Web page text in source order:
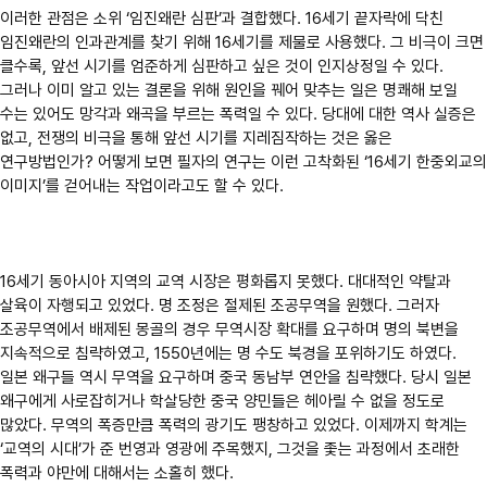
이러한 관점은 소위 ‘임진왜란 심판’과 결합했다. 16세기 끝자락에 닥친
임진왜란의 인과관계를 찾기 위해 16세기를 제물로 사용했다. 그 비극이 크면
클수록, 앞선 시기를 엄준하게 심판하고 싶은 것이 인지상정일 수 있다.
그러나 이미 알고 있는 결론을 위해 원인을 꿰어 맞추는 일은 명쾌해 보일
수는 있어도 망각과 왜곡을 부르는 폭력일 수 있다. 당대에 대한 역사 실증은
없고, 전쟁의 비극을 통해 앞선 시기를 지레짐작하는 것은 옳은
연구방법인가? 어떻게 보면 필자의 연구는 이런 고착화된 ‘16세기 한중외교의
이미지’를 걷어내는 작업이라고도 할 수 있다.
16세기 동아시아 지역의 교역 시장은 평화롭지 못했다. 대대적인 약탈과
살육이 자행되고 있었다. 명 조정은 절제된 조공무역을 원했다. 그러자
조공무역에서 배제된 몽골의 경우 무역시장 확대를 요구하며 명의 북변을
지속적으로 침략하였고, 1550년에는 명 수도 북경을 포위하기도 하였다.
일본 왜구들 역시 무역을 요구하며 중국 동남부 연안을 침략했다. 당시 일본
왜구에게 사로잡히거나 학살당한 중국 양민들은 헤아릴 수 없을 정도로
많았다. 무역의 폭증만큼 폭력의 광기도 팽창하고 있었다. 이제까지 학계는
‘교역의 시대’가 준 번영과 영광에 주목했지, 그것을 좇는 과정에서 초래한
폭력과 야만에 대해서는 소홀히 했다.